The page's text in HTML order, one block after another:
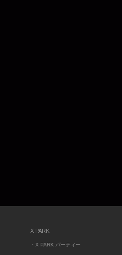
X PARK
・X PARK パーティー